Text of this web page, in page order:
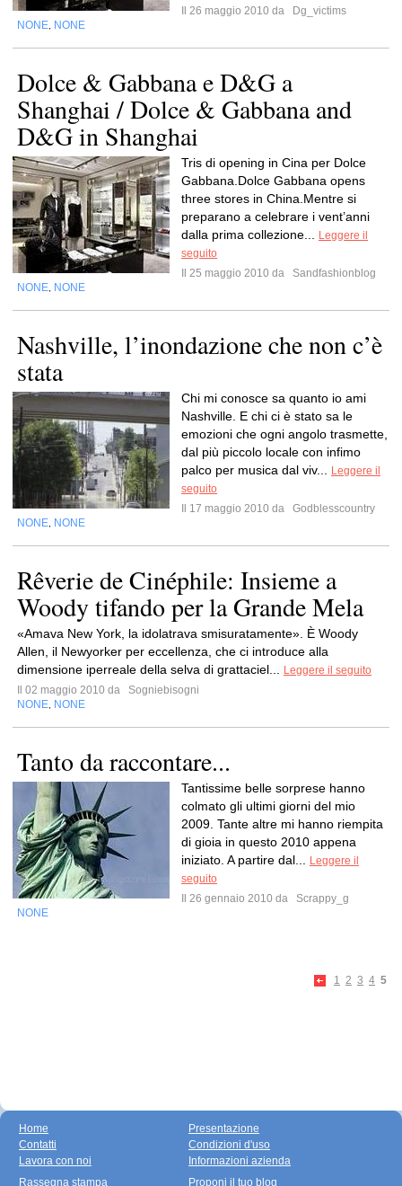
Il 26 maggio 2010 da
Dg_victims
NONE NONE
Dolce & Gabbana e D&G a
Shanghai / Dolce & Gabbana and
D&G in Shanghai
Tris di opening in Cina per Dolce
Gabbana.Dolce Gabbana opens
three stores in China.Mentre si
preparano a celebrare i vent’anni
dalla prima collezione...
Leggere il
seguito
Il 25 maggio 2010 da
Sandfashionblog
NONE NONE
Nashville, l’inondazione che non c’è
stata
Chi mi conosce sa quanto io ami
Nashville. E chi ci è stato sa le
emozioni che ogni angolo trasmette,
dal più piccolo locale con infimo
palco per musica dal viv...
Leggere il
seguito
Il 17 maggio 2010 da
Godblesscountry
NONE NONE
Rêverie de Cinéphile: Insieme a
Woody tifando per la Grande Mela
«Amava New York, la idolatrava smisuratamente». È Woody
Allen, il Newyorker per eccellenza, che ci introduce alla
dimensione iperreale della selva di grattaciel...
Leggere il seguito
Il 02 maggio 2010 da
Sogniebisogni
NONE NONE
Tanto da raccontare...
Tantissime belle sorprese hanno
colmato gli ultimi giorni del mio
2009. Tante altre mi hanno riempita
di gioia in questo 2010 appena
iniziato. A partire dal...
Leggere il
seguito
Il 26 gennaio 2010 da
Scrappy_g
NONE
1 2 3 4 5
Home
Contatti
Lavora con noi
Presentazione
Condizioni d'uso
Informazioni azienda
Rassegna stampa
Proponi il tuo blog